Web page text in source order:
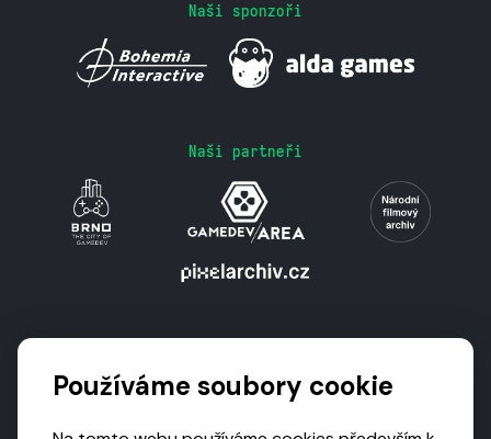
Naši sponzoři
Naši partneři
Používáme soubory cookie